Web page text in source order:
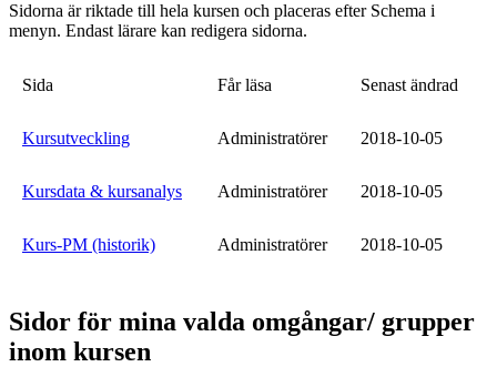
Sidorna är riktade till hela kursen och placeras efter Schema i
menyn. Endast lärare kan redigera sidorna.
Sida Får läsa Senast ändrad
Kursutveckling Administratörer 2018-10-05
Kursdata & kursanalys Administratörer 2018-10-05
Kurs-PM (historik) Administratörer 2018-10-05
Sidor för mina valda omgångar/ grupper
inom kursen